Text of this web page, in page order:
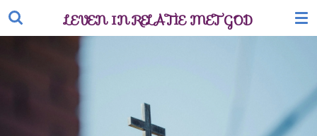
Ga
LEVEN IN RELATIE MET GOD